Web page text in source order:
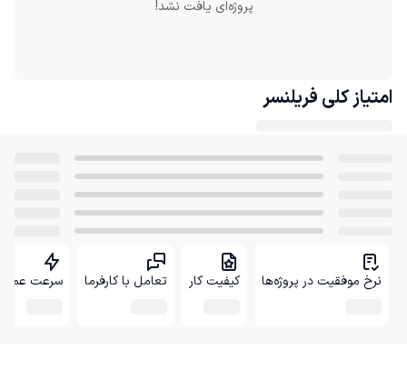
پروژه‌ای یافت نشد!
امتیاز کلی فریلنسر
نرخ موفقیت در پروژه‌ها کیفیت کار تعامل با کارفرما سرعت عمل